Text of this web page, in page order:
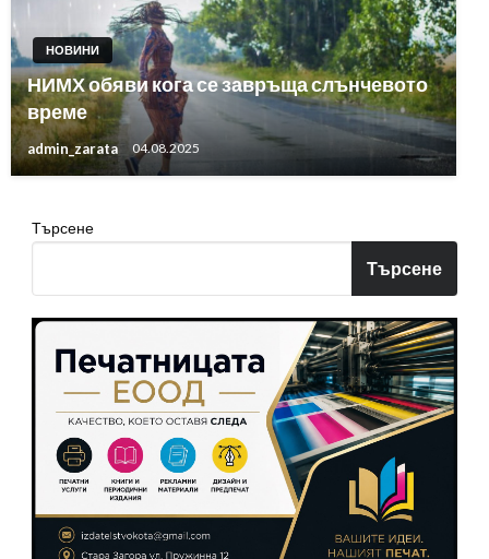
НОВИНИ
НИМХ обяви кога се завръща слънчевото
време
admin_zarata 04.08.2025
Търсене
Търсене